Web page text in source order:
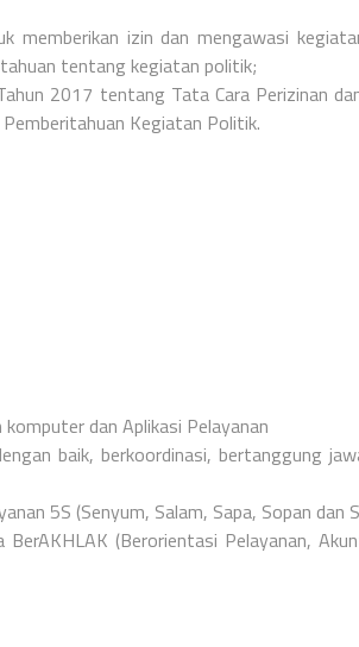
memberikan izin dan mengawasi
tentang kegiatan politik;
2017 tentang Tata Cara Perizinan
Kegiatan Politik.
dan Aplikasi Pelayanan
baik, berkoordinasi, bertanggung
5S (Senyum, Salam, Sapa, Sopan dan
(Berorientasi Pelayanan,